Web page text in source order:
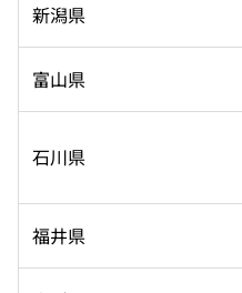
新潟県
富山県
石川県
福井県